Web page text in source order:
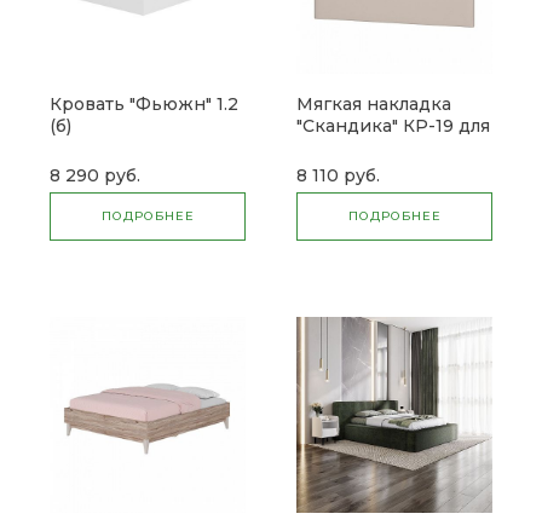
Кровать "Фьюжн" 1.2
(б)
8 290 руб.
ПОДРОБНЕЕ
Мягкая накладка
"Скандика" КР-19 для
8 110 руб.
ПОДРОБНЕЕ